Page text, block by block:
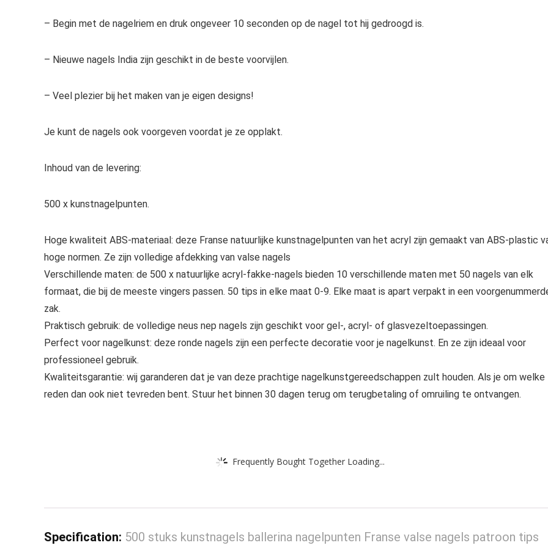
– Begin met de nagelriem en druk ongeveer 10 seconden op de nagel tot hij gedroogd is.
– Nieuwe nagels India zijn geschikt in de beste voorvijlen.
– Veel plezier bij het maken van je eigen designs!
Je kunt de nagels ook voorgeven voordat je ze opplakt.
Inhoud van de levering:
500 x kunstnagelpunten.
Hoge kwaliteit ABS-materiaal: deze Franse natuurlijke kunstnagelpunten van het acryl zijn gemaakt van ABS-plastic
hoge normen. Ze zijn volledige afdekking van valse nagels
Verschillende maten: de 500 x natuurlijke acryl-fakke-nagels bieden 10 verschillende maten met 50 nagels van elk
formaat, die bij de meeste vingers passen. 50 tips in elke maat 0-9. Elke maat is apart verpakt in een
zak.
Praktisch gebruik: de volledige neus nep nagels zijn geschikt voor gel-, acryl- of glasvezeltoepassingen.
Perfect voor nagelkunst: deze ronde nagels zijn een perfecte decoratie voor je nagelkunst. En ze zijn ideaal voor
professioneel gebruik.
Kwaliteitsgarantie: wij garanderen dat je van deze prachtige nagelkunstgereedschappen zult houden. Als je om welke
reden dan ook niet tevreden bent. Stuur het binnen 30 dagen terug om terugbetaling of omruiling te ontvangen.
Frequently Bought Together Loading...
Specification: 500 stuks kunstnagels ballerina nagelpunten Franse valse nagels patroon tips